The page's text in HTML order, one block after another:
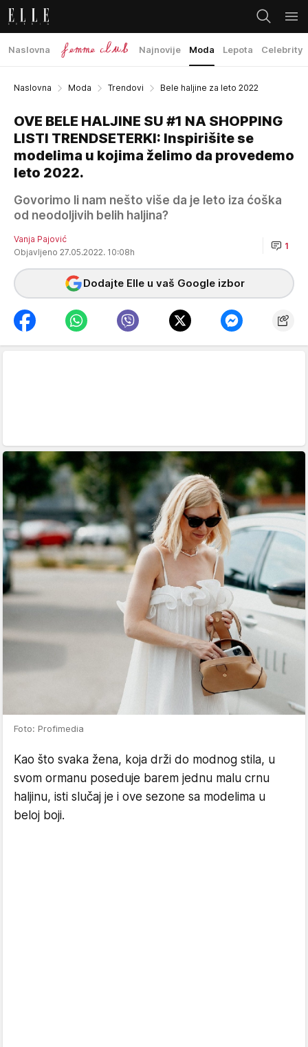
Naslovna Najnovije Moda Lepota Celebrity
Naslovna Moda Trendovi Bele haljine za leto 2022
OVE BELE HALJINE SU #1 NA SHOPPING
LISTI TRENDSETERKI: Inspirišite se
modelima u kojima želimo da provedemo
leto 2022.
Govorimo li nam nešto više da je leto iza ćoška
od neodoljivih belih haljina?
Vanja Pajović
Objavljeno 27.05.2022. 10:08h
1
Dodajte Elle u vaš Google izbor
Foto: Profimedia
Kao što svaka žena, koja drži do modnog stila, u
svom ormanu poseduje barem jednu malu crnu
haljinu, isti slučaj je i ove sezone sa modelima u
beloj boji.